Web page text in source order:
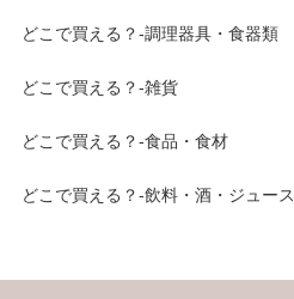
どこで買える？-調理器具・食器類
どこで買える？-雑貨
どこで買える？-食品・食材
どこで買える？-飲料・酒・ジュース